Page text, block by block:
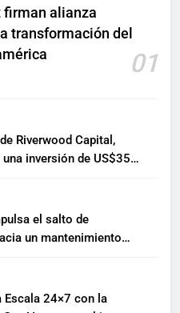
firman alianza
transformación del
01
Riverwood Capital,
inversión de US$35
el salto de
un mantenimiento
Escala 24×7 con la